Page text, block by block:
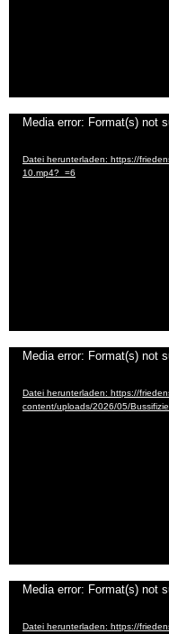
Video-
Media error: Format(s) not
Datei herunterladen: https://
10.mp4?_=6
Video-
Media error: Format(s) not
Datei herunterladen: https://
content/uploads/2026/05/
Video-
Media error: Format(s) not
Datei herunterladen: https://